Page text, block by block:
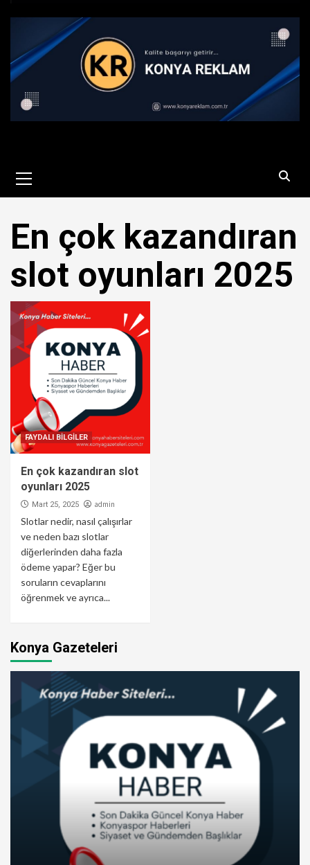
Menu
En çok kazandıran
slot oyunları 2025
FAYDALI BİLGİLER
En çok kazandıran slot
oyunları 2025
Mart 25, 2025 admin
Slotlar nedir, nasıl çalışırlar
ve neden bazı slotlar
diğerlerinden daha fazla
ödeme yapar? Eğer bu
soruların cevaplarını
öğrenmek ve ayrıca...
Konya Gazeteleri